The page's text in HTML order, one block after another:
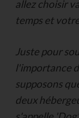
allez choisir
temps et
Juste pour
l'importance
supposons
deux